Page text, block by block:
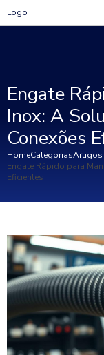
Logo
HomeCategoriasArtigos
Engate Rápido para
Eficientes
Engate
Inox: A
Conexões